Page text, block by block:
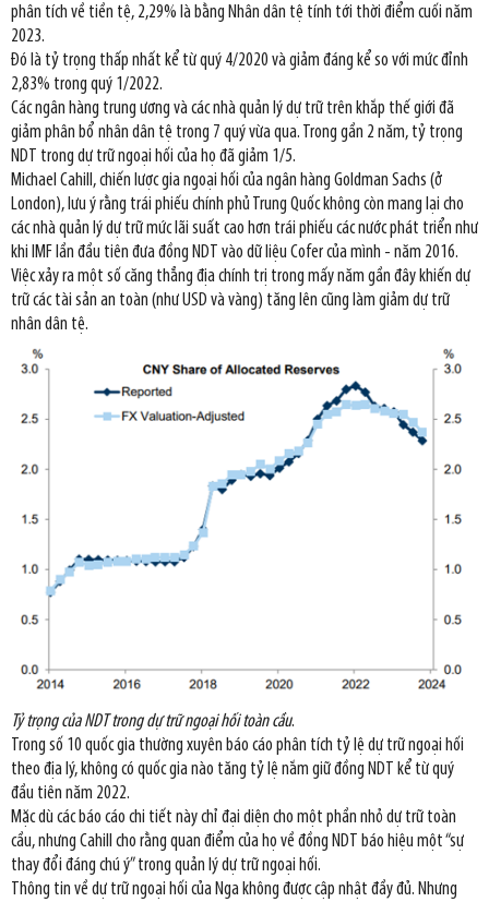
phân tích về tiền tệ, 2,29% là bằng Nhân dân tệ tính tới thời điểm cuối năm
2023.
Đó là tỷ trọng thấp nhất kể từ quý 4/2020 và giảm đáng kể so với mức đỉnh
2,83% trong quý 1/2022.
Các ngân hàng trung ương và các nhà quản lý dự trữ trên khắp thế giới đã
giảm phân bổ nhân dân tệ trong 7 quý vừa qua. Trong gần 2 năm, tỷ trọng
NDT trong dự trữ ngoại hối của họ đã giảm 1/5.
Michael Cahill, chiến lược gia ngoại hối của ngân hàng Goldman Sachs (ở
London), lưu ý rằng trái phiếu chính phủ Trung Quốc không còn mang lại cho
các nhà quản lý dự trữ mức lãi suất cao hơn trái phiếu các nước phát triển như
khi IMF lần đầu tiên đưa đồng NDT vào dữ liệu Cofer của mình - năm 2016.
Việc xảy ra một số căng thẳng địa chính trị trong mấy năm gần đây khiến dự
trữ các tài sản an toàn (như USD và vàng) tăng lên cũng làm giảm dự trữ
nhân dân tệ.
Tỷ trọng của NDT trong dự trữ ngoại hối toàn cầu.
Trong số 10 quốc gia thường xuyên báo cáo phân tích tỷ lệ dự trữ ngoại hối
theo địa lý, không có quốc gia nào tăng tỷ lệ nắm giữ đồng NDT kể từ quý
đầu tiên năm 2022.
Mặc dù các báo cáo chi tiết này chỉ đại diện cho một phần nhỏ dự trữ toàn
cầu, nhưng Cahill cho rằng quan điểm của họ về đồng NDT báo hiệu một “sự
thay đổi đáng chú ý” trong quản lý dự trữ ngoại hối.
Thông tin về dự trữ ngoại hối của Nga không được cập nhật đầy đủ. Nhưng